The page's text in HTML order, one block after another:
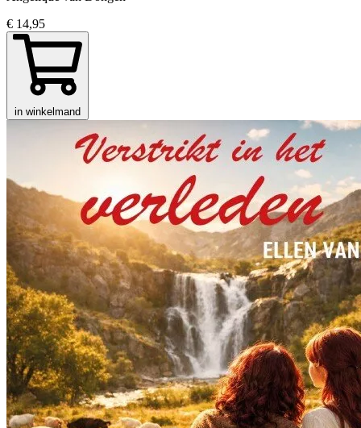
€ 14,95
in winkelmand